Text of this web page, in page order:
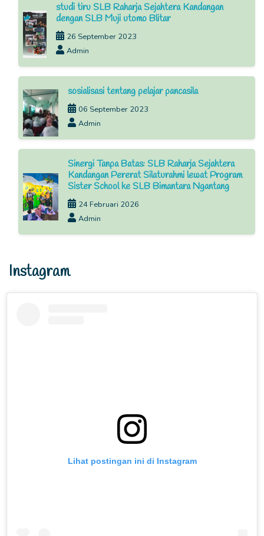
studi tiru SLB Raharja Sejahtera Kandangan
dengan SLB Muji utomo Blitar
26 September 2023
Admin
sosialisasi tentang pelajar pancasila
06 September 2023
Admin
Sinergi Tanpa Batas: SLB Raharja Sejahtera
Kandangan Pererat Silaturahmi lewat Program
Sister School ke SLB Bimantara Ngantang
24 Februari 2026
Admin
Instagram
Lihat postingan ini di Instagram